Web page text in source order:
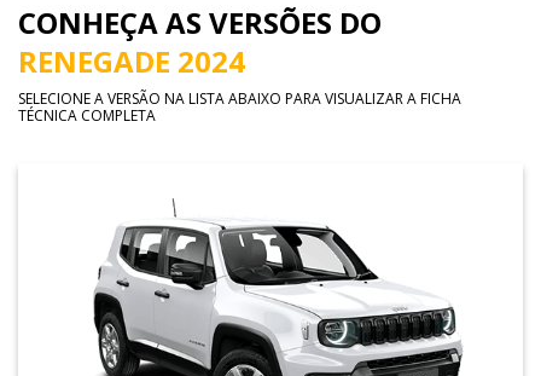
CONHEÇA AS VERSÕES DO
RENEGADE 2024
SELECIONE A VERSÃO NA LISTA ABAIXO PARA VISUALIZAR A FICHA
TÉCNICA COMPLETA